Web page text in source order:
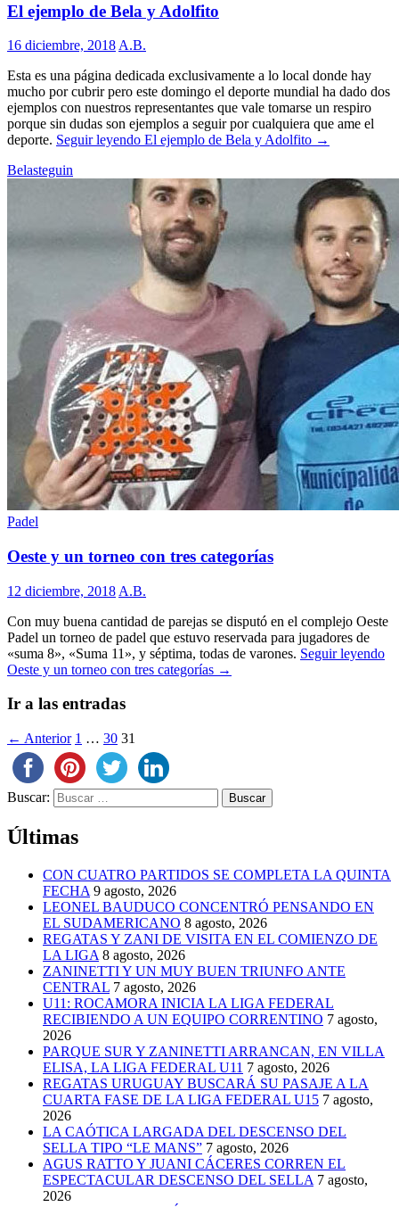
El ejemplo de Bela y Adolfito
16 diciembre, 2018 A.B.
Esta es una página dedicada exclusivamente a lo local donde hay
mucho por cubrir pero este domingo el deporte mundial ha dado dos
ejemplos con nuestros representantes que vale tomarse un respiro
porque sin dudas son ejemplos a seguir por cualquiera que ame el
deporte. Seguir leyendo El ejemplo de Bela y Adolfito →
Belasteguin
Padel
Oeste y un torneo con tres categorías
12 diciembre, 2018 A.B.
Con muy buena cantidad de parejas se disputó en el complejo Oeste
Padel un torneo de padel que estuvo reservada para jugadores de
«suma 8», «Suma 11», y séptima, todas de varones. Seguir leyendo
Oeste y un torneo con tres categorías →
Ir a las entradas
← Anterior 1 … 30 31
Buscar:
Últimas
CON CUATRO PARTIDOS SE COMPLETA LA QUINTA
FECHA 9 agosto, 2026
LEONEL BAUDUCO CONCENTRÓ PENSANDO EN
EL SUDAMERICANO 8 agosto, 2026
REGATAS Y ZANI DE VISITA EN EL COMIENZO DE
LA LIGA 8 agosto, 2026
ZANINETTI Y UN MUY BUEN TRIUNFO ANTE
CENTRAL 7 agosto, 2026
U11: ROCAMORA INICIA LA LIGA FEDERAL
RECIBIENDO A UN EQUIPO CORRENTINO 7 agosto,
2026
PARQUE SUR Y ZANINETTI ARRANCAN, EN VILLA
ELISA, LA LIGA FEDERAL U11 7 agosto, 2026
REGATAS URUGUAY BUSCARÁ SU PASAJE A LA
CUARTA FASE DE LA LIGA FEDERAL U15 7 agosto,
2026
LA CAÓTICA LARGADA DEL DESCENSO DEL
SELLA TIPO “LE MANS” 7 agosto, 2026
AGUS RATTO Y JUANI CÁCERES CORREN EL
ESPECTACULAR DESCENSO DEL SELLA 7 agosto,
2026